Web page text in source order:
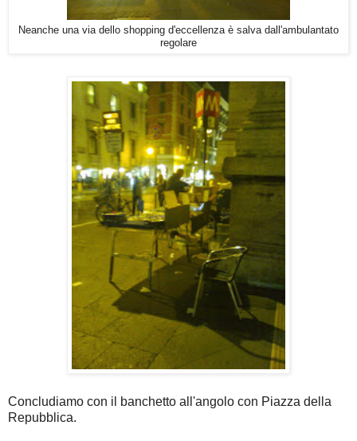
Neanche una via dello shopping d'eccellenza è salva dall'ambulantato
regolare
Concludiamo con il banchetto all'angolo con Piazza della
Repubblica.